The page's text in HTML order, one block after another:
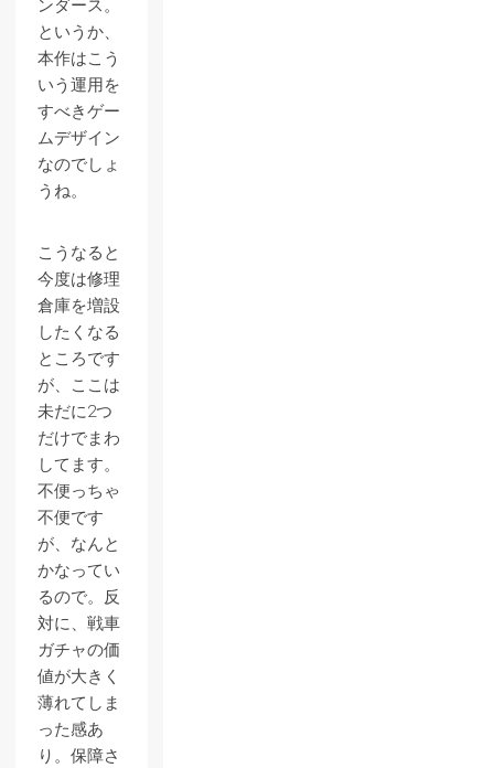
ンダース。
というか、
本作はこう
いう運用を
すべきゲー
ムデザイン
なのでしょ
うね。
こうなると
今度は修理
倉庫を増設
したくなる
ところです
が、ここは
未だに2つ
だけでまわ
してます。
不便っちゃ
不便です
が、なんと
かなってい
るので。反
対に、戦車
ガチャの価
値が大きく
薄れてしま
った感あ
り。保障さ